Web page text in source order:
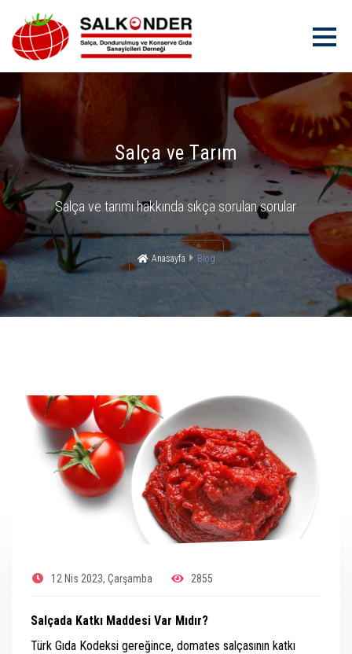
Salça ve Tarım
Salça ve tarımı hakkında sıkça sorulan sorular
Anasayfa Blog
12 Nis 2023, Çarşamba 2855
Salçada Katkı Maddesi Var Mıdır?
Türk Gıda Kodeksi gereğince, domates salçasının katkı